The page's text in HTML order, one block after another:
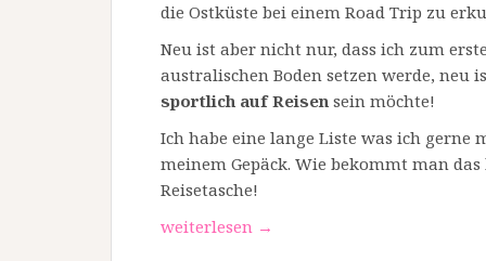
die Ostküste bei einem Road Trip zu
Neu ist aber nicht nur, dass ich zum
australischen Boden setzen werde, neu
sportlich auf Reisen sein möchte!
Ich habe eine lange Liste was ich
meinem Gepäck. Wie bekommt man
Reisetasche!
„Sportlich
weiterlesen →